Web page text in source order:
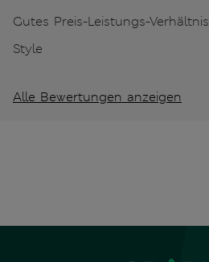
Gutes Preis-Leistungs-Verhältnis
Style
Alle Bewertungen anzeigen